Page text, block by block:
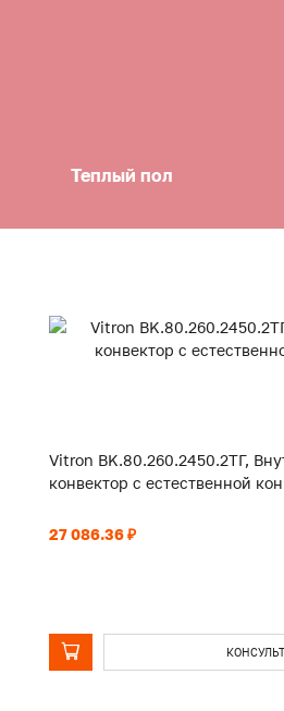
Теплый пол
Vitron BK.80.260.2450.2ТГ,
конвектор с естественной
27 086.36 ₽